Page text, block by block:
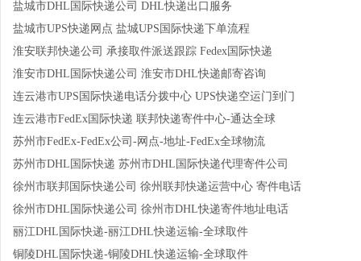
盐城市DHL国际快递公司 DHL快递出口服务
盐城市UPS快递网点 盐城UPS国际快递下单流程
淮安联邦快递公司 承接取件派送跟踪 Fedex国际快递
淮安市DHL国际快递公司 淮安市DHL快递邮寄咨询
连云港市UPS国际快递电话分拨中心 UPS快递空运门到门
连云港市FedEx国际快递 联邦快递寄件中心-通达全球
苏州市FedEx-FedEx公司-网点-地址-FedEx全球物流
苏州市DHL国际快递 苏州市DHL国际快递代理寄件公司
徐州市联邦国际快递公司 徐州联邦快递运营中心 寄件电话
徐州市DHL国际快递公司 徐州市DHL快递寄件地址电话
丽江DHL国际快递-丽江DHL快递运输-全球取件
铜陵DHL国际快递-铜陵DHL快递运输-全球取件